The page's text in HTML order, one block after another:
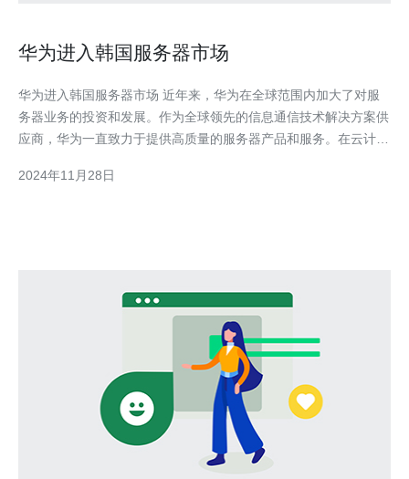
华为进入韩国服务器市场
华为进入韩国服务器市场 近年来，华为在全球范围内加大了对服
务器业务的投资和发展。作为全球领先的信息通信技术解决方案供
应商，华为一直致力于提供高质量的服务器产品和服务。在云计算
军韩国市场的机会。
2024年11月28日